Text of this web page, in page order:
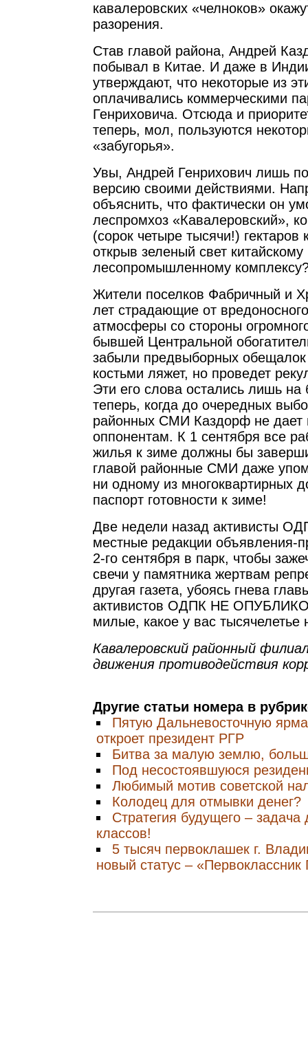
кавалеровских «челноков»
разорения.
Став главой района, Андрей
побывал в Китае. И даже в
утверждают, что некоторые из
оплачивались коммерческими
Генриховича. Отсюда и
теперь, мол, пользуются
«забугорья».
Увы, Андрей Генрихович лишь
версию своими действиями.
объяснить, что фактически он
леспромхоз «Кавалеровский»,
(сорок четыре тысячи!) гектаров
открыв зеленый свет китайскому
лесопромышленному
Жители поселков Фабричный и
лет страдающие от
атмосферы со стороны
бывшей Центральной
забыли предвыборных
костьми ляжет, но проведет
Эти его слова остались лишь на
теперь, когда до очередных
районных СМИ Каздорф не дает
оппонентам. К 1 сентября все
жилья к зиме должны бы
главой районные СМИ даже
ни одному из многоквартирных
паспорт готовности к зиме!
Две недели назад активисты
местные редакции объявления-
2-го сентября в парк, чтобы
свечи у памятника жертвам
другая газета, убоясь гнева
активистов ОДПК НЕ
милые, какое у вас тысячелетье
Кавалеровский районный
движения противодействия
Другие статьи номера в
Пятую Дальневосточную
откроет президент РГР
Битва за малую землю,
Под несостоявшуюся
Любимый мотив советской
Колодец для отмывки денег?
Стратегия будущего –
классов!
5 тысяч первоклашек г.
новый статус – «Первоклассник